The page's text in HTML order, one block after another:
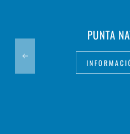
PUNTA NATI
INFORMACIÓN